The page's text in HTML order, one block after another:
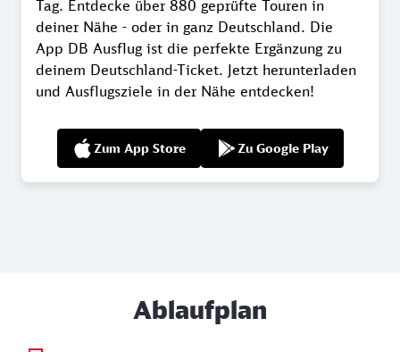
Tag. Entdecke über 880 geprüfte Touren in
deiner Nähe - oder in ganz Deutschland. Die
App DB Ausflug ist die perfekte Ergänzung zu
deinem Deutschland-Ticket. Jetzt herunterladen
und Ausflugsziele in der Nähe entdecken!
Zum App Store Zu Google Play
Ablaufplan